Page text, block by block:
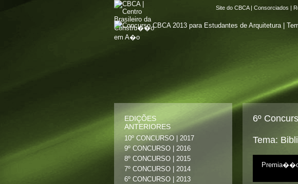
Site do CBCA| Consorciados |
EDIÇÕES
ANTERIORES
10º CONCURSO | 2017
9º CONCURSO | 2016
8º CONCURSO | 2015
7º CONCURSO | 2014
6º CONCURSO | 2013
6º
Tema: